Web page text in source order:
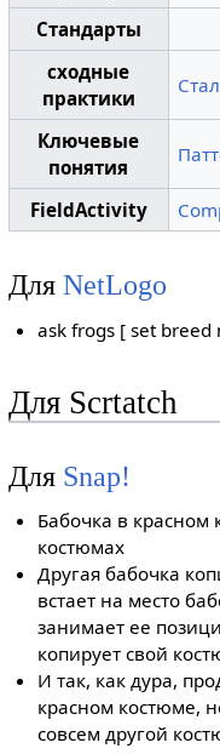
Стандарты
сходные
практики
Ключевые
понятия
FieldActivity
Для NetLogo
ask frogs [ set breed
Для Scrtatch
Для Snap!
Бабочка в красном
костюмах
Другая бабочка
встает на место
занимает ее
копирует свой
И так, как дура,
красном костюме,
совсем другой